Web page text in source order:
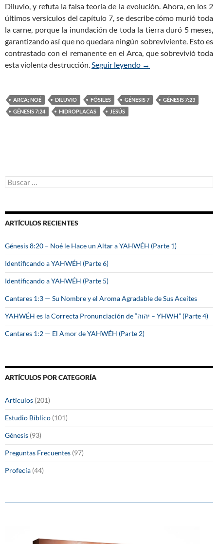
Diluvio, y refuta la falsa teoría de la evolución. Ahora, en los 2
últimos versículos del capítulo 7, se describe cómo murió toda
la carne, porque la inundación de toda la tierra duró 5 meses,
garantizando así que no quedara ningún sobreviviente. Esto es
contrastado con el remanente en el Arca, que sobrevivió toda
esta violenta destrucción.Seguir leyendo Génesis 7:23-24 – El
→
ARCA; NOÉ DILUVIO FÓSILES GÉNESIS 7
GÉNESIS 7:23
GÉNESIS 7:24
HIDROPLACAS JESÚS
B
u
a
r
ARTÍCULOS RECIENTES
Génesis 8:20 – Noé le Hace un Altar a YAHWÉH (Parte 1)
Identificando a YAHWÉH (Parte 6)
Identificando a YAHWÉH (Parte 5)
Cantares 1:3 — Su Nombre y el Aroma Agradable de Sus Aceites
YAHWÉH es la Correcta Pronunciación de “יהוה – YHWH” (Parte 4)
Cantares 1:2 — El Amor de YAHWÉH (Parte 2)
ARTÍCULOS POR CATEGORÍA
Artículos (201)
Estudio Bíblico (101)
Génesis (93)
Preguntas Frecuentes (97)
Profecía (44)